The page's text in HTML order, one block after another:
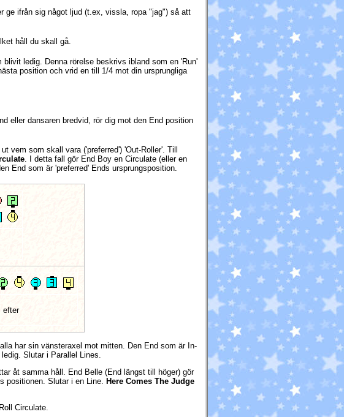
ge ifrån sig något ljud (t.ex, vissla, ropa "jag") så att
håll du skall gå.
ledig. Denna rörelse beskrivs ibland som en 'Run'
position och vrid en till 1/4 mot din ursprungliga
eller dansaren bredvid, rör dig mot den End position
vem som skall vara ('preferred') 'Out-Roller'. Till
. I detta fall gör End Boy en Circulate (eller en
End som är 'preferred' Ends ursprungsposition.
efter
har sin vänsteraxel mot mitten. Den End som är In-
Slutar i Parallel Lines.
åt samma håll. End Belle (End längst till höger) gör
positionen. Slutar i en Line.
Here Comes The Judge
Circulate.